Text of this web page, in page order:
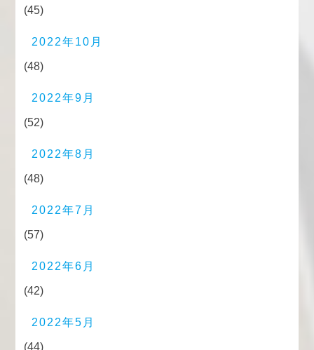
(45)
2022年10月
(48)
2022年9月
(52)
2022年8月
(48)
2022年7月
(57)
2022年6月
(42)
2022年5月
(44)